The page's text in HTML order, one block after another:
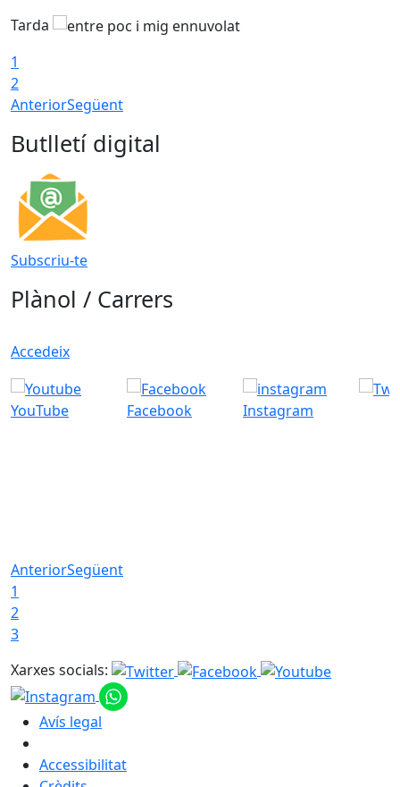
Tarda
1
2
AnteriorSegüent
Butlletí digital
Subscriu-te
Plànol / Carrers
Accedeix
YouTube Facebook Instagram
AnteriorSegüent
1
2
3
Xarxes socials:
Avís legal
Accessibilitat